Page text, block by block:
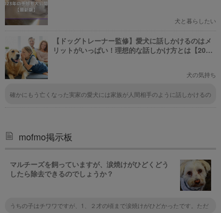
犬と暮らしたい
【ドッグトレーナー監修】愛犬に話しかけるのはメ
リットがいっぱい！理想的な話しかけ方とは【2023
犬の気持ち
確かにもう亡くなった実家の愛犬には家族が人間相手のように話しかけるの
えば、散歩のときに、他の飼い主さんのようにリードを強くひっぱり犬を制
るようなことを繰り返すと、犬が謝るしぐさをしだして、しゅんとします。
だから、うちの家族はリードを引っ張って制するようなことをせず、幼児に
だるのが目立って諭すときも、人間の食べものの多く（ネギ、貝類、カレ
ー、スパイス類、チョコレート、炭酸飲料、カフェイン、等）は犬にとって
毒になるのでヘタすると死んでしまうことを説明すると、まるで理解したよ
うに、翌日から一切、人間の食べものをねだらなくなりました。また、父親
いでいるんだよ。そのお金で家族はご飯が食べられるという人間社会の仕組
mofmo掲示板
マルチーズを飼っていますが、涙焼けがひどくどう
したら除去できるのでしょうか？
うちの子はチワワですが、1、２才の頃まで涙焼けがひどかったです。ただ